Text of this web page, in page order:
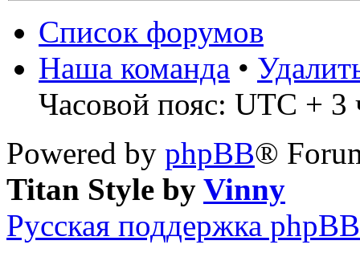
Список форумов
Наша команда •
Часовой пояс: UTC + 3
Powered by phpBB®
Titan Style by Vinny
Русская поддержка phpBB